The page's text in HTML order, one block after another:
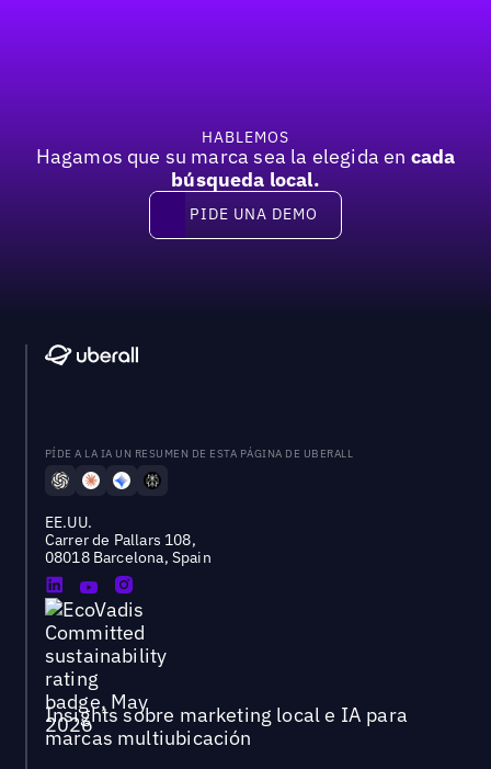
HABLEMOS
Hagamos que su marca sea la elegida en cada
búsqueda local.
Pide una demo
PIDE UNA DEMO
PÍDE A LA IA UN RESUMEN DE ESTA PÁGINA DE UBERALL
EE.UU.
Carrer de Pallars 108,
08018 Barcelona, Spain
Insights sobre marketing local e IA para
marcas multiubicación